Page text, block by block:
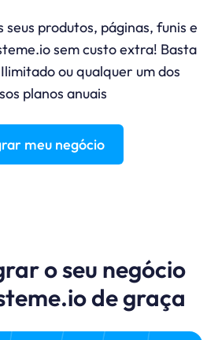
seus produtos, páginas, funis e
sem custo extra! Basta
ou qualquer um dos
planos anuais
meu negócio
o seu negócio
de graça